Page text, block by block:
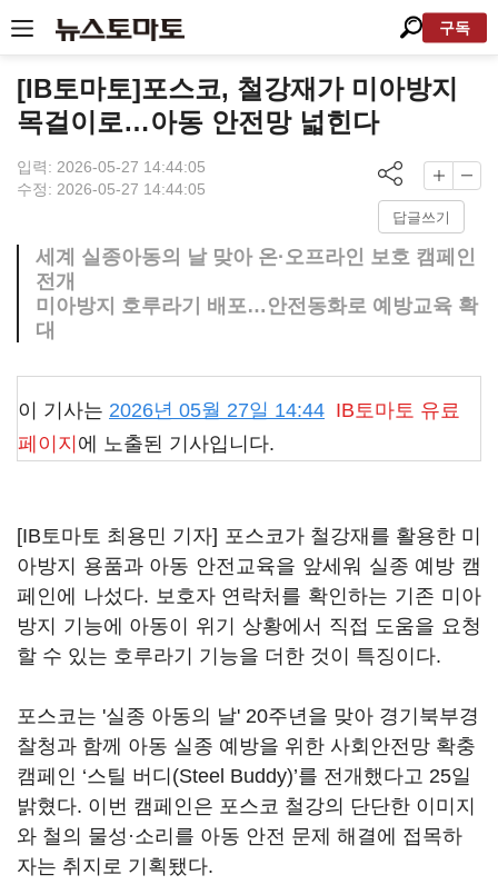
구독
[IB토마토]포스코, 철강재가 미아방지
목걸이로…아동 안전망 넓힌다
입력: 2026-05-27 14:44:05
수정: 2026-05-27 14:44:05
답글쓰기
세계 실종아동의 날 맞아 온·오프라인 보호 캠페인
전개
미아방지 호루라기 배포…안전동화로 예방교육 확
대
이 기사는 2026년 05월 27일 14:44 IB토마토 유료
페이지 에 노출된 기사입니다.
[IB토마토 최용민 기자] 포스코가 철강재를 활용한 미
아방지 용품과 아동 안전교육을 앞세워 실종 예방 캠
페인에 나섰다. 보호자 연락처를 확인하는 기존 미아
방지 기능에 아동이 위기 상황에서 직접 도움을 요청
할 수 있는 호루라기 기능을 더한 것이 특징이다.
포스코는 '실종 아동의 날' 20주년을 맞아 경기북부경
찰청과 함께 아동 실종 예방을 위한 사회안전망 확충
캠페인 ‘스틸 버디(Steel Buddy)’를 전개했다고 25일
밝혔다. 이번 캠페인은 포스코 철강의 단단한 이미지
와 철의 물성·소리를 아동 안전 문제 해결에 접목하
자는 취지로 기획됐다.